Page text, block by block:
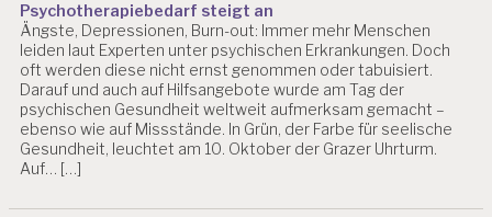
Psychotherapiebedarf steigt an
Ängste, Depressionen, Burn-out: Immer mehr Menschen
leiden laut Experten unter psychischen Erkrankungen. Doch
oft werden diese nicht ernst genommen oder tabuisiert.
Darauf und auch auf Hilfsangebote wurde am Tag der
psychischen Gesundheit weltweit aufmerksam gemacht –
ebenso wie auf Missstände. In Grün, der Farbe für seelische
Gesundheit, leuchtet am 10. Oktober der Grazer Uhrturm.
Auf… […]